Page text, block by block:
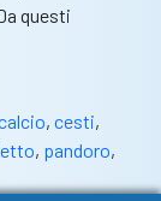
questi
, cesti,
, pandoro,